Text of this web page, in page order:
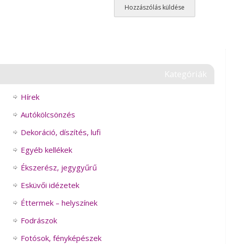
Kategóriák
Hírek
Autókölcsönzés
Dekoráció, díszítés, lufi
Egyéb kellékek
Ékszerész, jegygyűrű
Esküvői idézetek
Éttermek – helyszínek
Fodrászok
Fotósok, fényképészek